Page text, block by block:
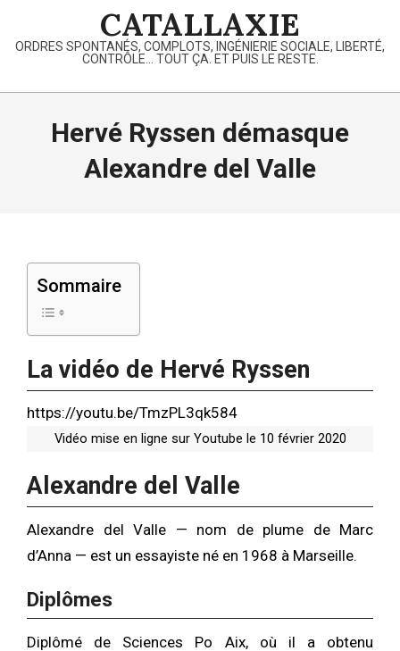
content
CATALLAXIE
ORDRES SPONTANÉS, COMPLOTS, INGÉNIERIE SOCIALE, LIBERTÉ,
CONTRÔLE… TOUT ÇA. ET PUIS LE RESTE.
Primary
Hervé Ryssen démasque
Alexandre del Valle
Sommaire
La vidéo de Hervé Ryssen
https://youtu.be/TmzPL3qk584
Vidéo mise en ligne sur Youtube le 10 février 2020
Alexandre del Valle
Alexandre del Valle — nom de plume de Marc
d’Anna — est un essayiste né en 1968 à Marseille.
Diplômes
Diplômé de Sciences Po Aix, où il a obtenu